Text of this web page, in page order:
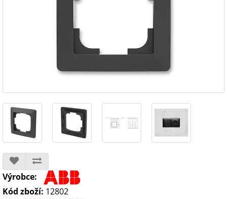
Výrobce:
Kód zboží: 12802